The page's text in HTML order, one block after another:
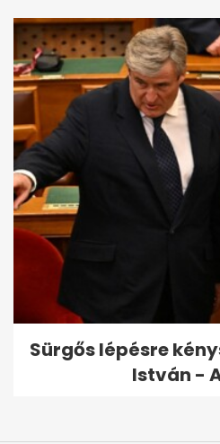
Sürgős lépésre
István -